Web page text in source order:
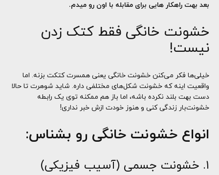
بعد بهت راهکار هایی برای مقابله با اون رو میدم.
خشونت خانگی فقط کتک زدن
نیست!
خیلی‌ها فکر می‌کنن خشونت خانگی یعنی همسرت کتکت بزنه. اما
واقعیت اینه که خشونت شکل‌های مختلفی داره. شاید شوهرت تا حالا
دست بهت بلند نکرده باشه، اما باز هم ممکنه توی یک رابطه
خشونت‌بار زندگی کنی و هنوز خودت ازش خبر نداری!
انواع خشونت خانگی رو بشناس:
۱. خشونت جسمی (آسیب فیزیکی)